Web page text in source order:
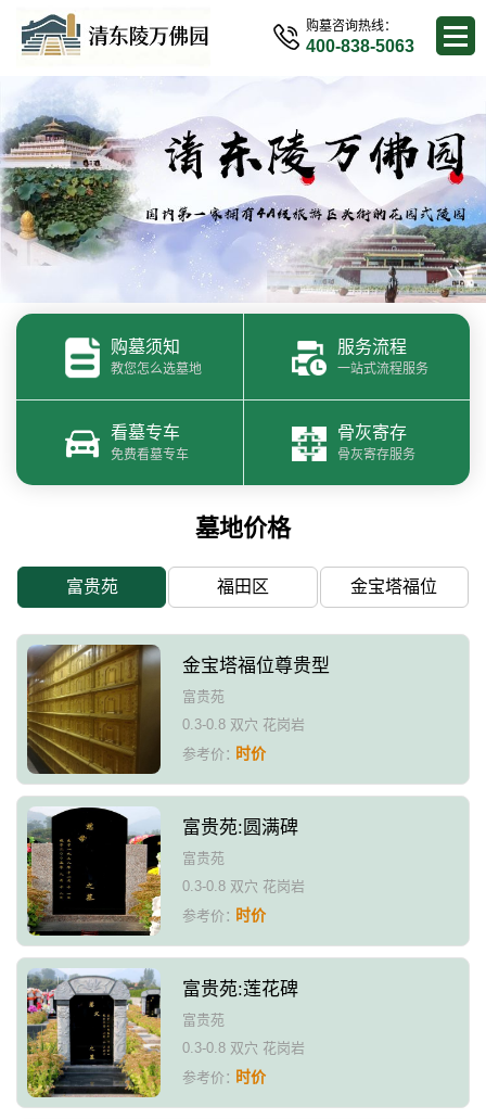
购墓咨询热线：
400-838-5063
购墓须知
教您怎么选墓地
服务流程
一站式流程服务
看墓专车
免费看墓专车
骨灰寄存
骨灰寄存服务
墓地价格
富贵苑 福田区 金宝塔福位
金宝塔福位尊贵型
富贵苑
0.3-0.8 双穴 花岗岩
参考价：时价
富贵苑:圆满碑
富贵苑
0.3-0.8 双穴 花岗岩
参考价：时价
富贵苑:莲花碑
富贵苑
0.3-0.8 双穴 花岗岩
参考价：时价